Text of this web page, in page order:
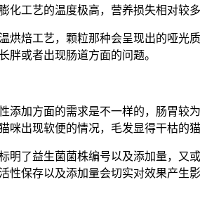
化工艺的温度极高，营养损失相对较
烘焙工艺，颗粒那种会呈现出的哑光
胖或者出现肠道方面的问题。
添加方面的需求是不一样的，肠胃较
咪出现软便的情况，毛发显得干枯的
明了益生菌菌株编号以及添加量，又
性保存以及添加量会切实对效果产生影